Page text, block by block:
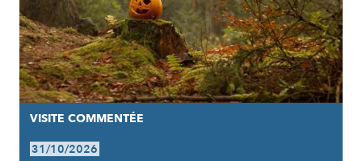
VISITE COMMENTÉE
31/10/2026